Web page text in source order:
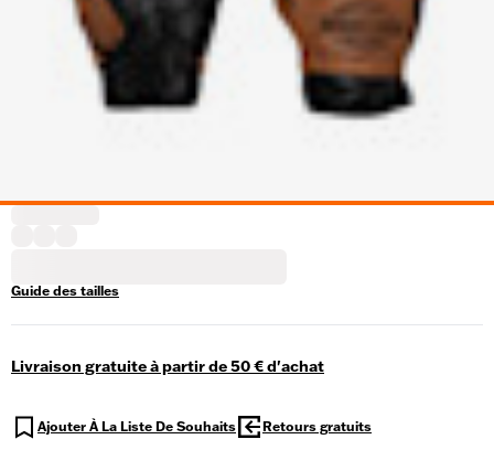
Guide des tailles
Livraison gratuite à partir de 50 € d'achat
Ajouter À La Liste De Souhaits Retours gratuits